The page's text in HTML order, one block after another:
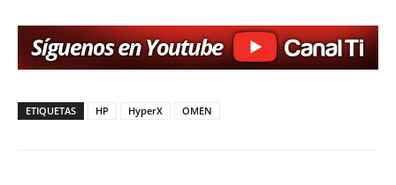
ETIQUETAS HP HyperX OMEN